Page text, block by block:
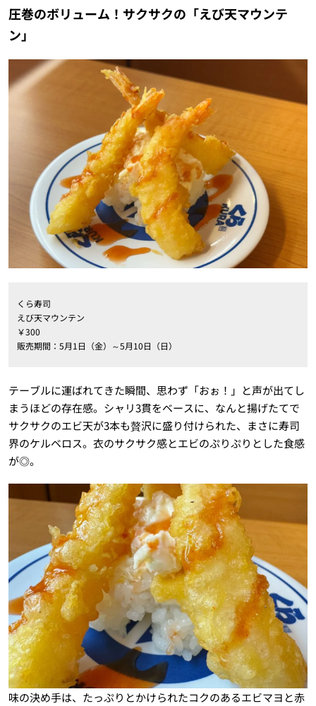
圧巻のボリューム！サクサクの「えび天マウンテ
ン」
くら寿司
えび天マウンテン
￥300
販売期間：5月1日（金）～5月10日（日）
テーブルに運ばれてきた瞬間、思わず「おぉ！」と声が出てし
まうほどの存在感。シャリ3貫をベースに、なんと揚げたてで
サクサクのエビ天が3本も贅沢に盛り付けられた、まさに寿司
界のケルベロス。衣のサクサク感とエビのぷりぷりとした食感
が◎。
味の決め手は、たっぷりとかけられたコクのあるエビマヨと赤